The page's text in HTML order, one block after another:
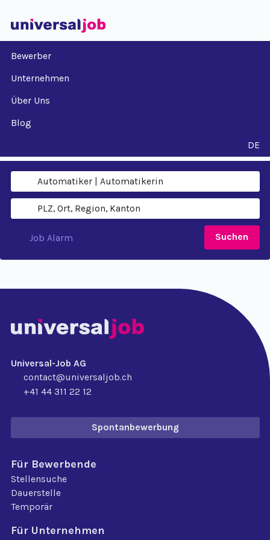
Bewerber
Unternehmen
Über Uns
Blog
DE
Suchen
Job Alarm
Universal-Job AG
contact@universaljob.ch
+41 44 311 22 12
Spontanbewerbung
Für Bewerbende
Stellensuche
Dauerstelle
Temporär
Für Unternehmen